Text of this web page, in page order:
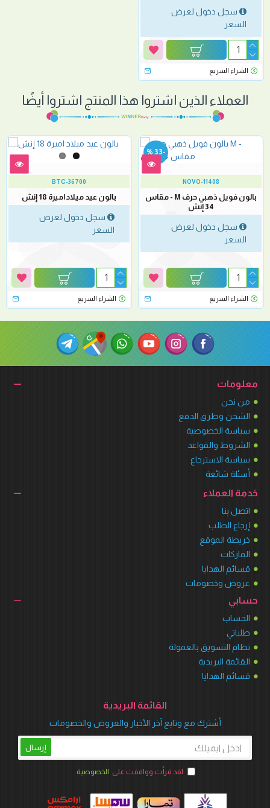
سجل دخول لعرض
السعر
الشراء السريع
العملاء الذين اشتروا هذا المنتج اشتروا أيضًا
-33 %
NOVO-11408
بالون فويل ذهبي حرف M - مقاس
34 إنش
سجل دخول لعرض
السعر
الشراء السريع
BTC-36700
بالون عيد ميلاد اميرة 18 إنش
سجل دخول لعرض
السعر
الشراء السريع
معلومات
من نحن
الشحن وطرق الدفع
سياسة الخصوصية
الشروط والقواعد
سياسة الاسترجاع
أسئلة شائعة
خدمة العملاء
اتصل بنا
إرجاع الطلب
خريطة الموقع
الماركات
قسائم الهدايا
عروض وخصومات
حسابي
الحساب
طلباتي
نظام التسويق بالعمولة
القائمة البريدية
قسائم الهدايا
القائمة البريدية
أشترك مع وتابع آخر الأخبار والعروض والخصومات
إرسال
لقد قرأت ووافقت على الخصوصية